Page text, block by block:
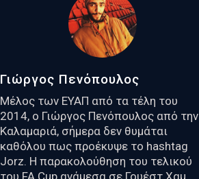
Γιώργος Πενόπουλος
Μέλος των ΕΥΑΠ από τα τέλη του
2014, ο Γιώργος Πενόπουλος από την
Καλαμαριά, σήμερα δεν θυμάται
καθόλου πως προέκυψε το hashtag
Jorz. Η παρακολούθηση του τελικού